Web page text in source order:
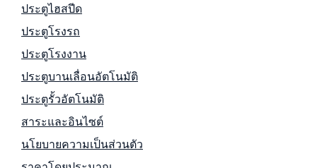
ประตูไฮสปีด
ประตูโรงรถ
ประตูโรงงาน
ประตูบานเลื่อนอัตโนมัติ
ประตูรั้วอัตโนมัติ
สาระและอินไซต์
นโยบายความเป็นส่วนตัว